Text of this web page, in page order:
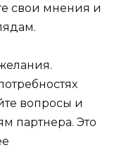
свои мнения и
вопросы и
партнера. Это